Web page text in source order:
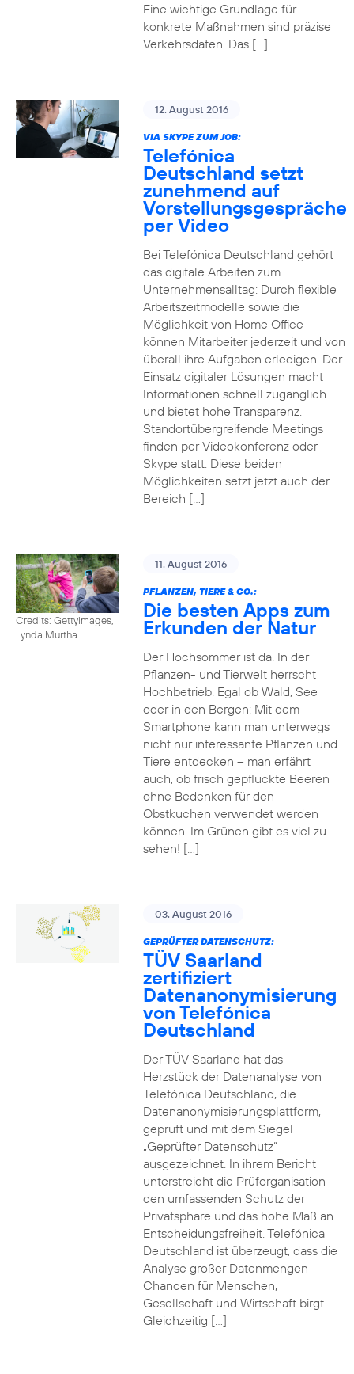
Eine wichtige Grundlage für
konkrete Maßnahmen sind präzise
Verkehrsdaten. Das […]
12. August 2016
VIA SKYPE ZUM JOB:
Telefónica
Deutschland setzt
zunehmend auf
Vorstellungsgespräche
per Video
Bei Telefónica Deutschland gehört
das digitale Arbeiten zum
Unternehmensalltag: Durch flexible
Arbeitszeitmodelle sowie die
Möglichkeit von Home Office
können Mitarbeiter jederzeit und von
überall ihre Aufgaben erledigen. Der
Einsatz digitaler Lösungen macht
Informationen schnell zugänglich
und bietet hohe Transparenz.
Standortübergreifende Meetings
finden per Videokonferenz oder
Skype statt. Diese beiden
Möglichkeiten setzt jetzt auch der
Bereich […]
Credits: Gettyimages,
Lynda Murtha
11. August 2016
PFLANZEN, TIERE & CO.:
Die besten Apps zum
Erkunden der Natur
Der Hochsommer ist da. In der
Pflanzen- und Tierwelt herrscht
Hochbetrieb. Egal ob Wald, See
oder in den Bergen: Mit dem
Smartphone kann man unterwegs
nicht nur interessante Pflanzen und
Tiere entdecken – man erfährt
auch, ob frisch gepflückte Beeren
ohne Bedenken für den
Obstkuchen verwendet werden
können. Im Grünen gibt es viel zu
sehen! […]
03. August 2016
GEPRÜFTER DATENSCHUTZ:
TÜV Saarland
zertifiziert
Datenanonymisierung
von Telefónica
Deutschland
Der TÜV Saarland hat das
Herzstück der Datenanalyse von
Telefónica Deutschland, die
Datenanonymisierungsplattform,
geprüft und mit dem Siegel
„Geprüfter Datenschutz“
ausgezeichnet. In ihrem Bericht
unterstreicht die Prüforganisation
den umfassenden Schutz der
Privatsphäre und das hohe Maß an
Entscheidungsfreiheit. Telefónica
Deutschland ist überzeugt, dass die
Analyse großer Datenmengen
Chancen für Menschen,
Gesellschaft und Wirtschaft birgt.
Gleichzeitig […]